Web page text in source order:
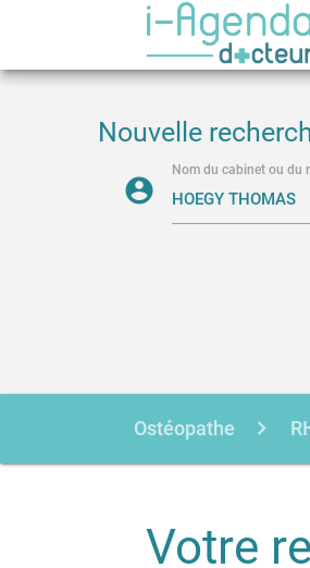
Nouvelle
account_circle
Nom du cabinet ou du
Ostéopathe
Votre